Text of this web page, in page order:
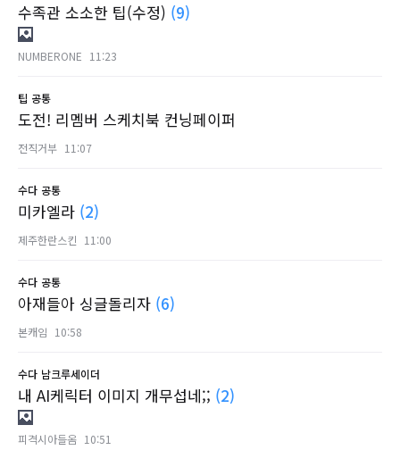
수족관 소소한 팁(수정) (9)
NUMBERONE 11:23
팁 공통
도전! 리멤버 스케치북 컨닝페이퍼
전직거부 11:07
수다 공통
미카엘라 (2)
제주한란스킨 11:00
수다 공통
아재들아 싱글돌리자 (6)
본캐임 10:58
수다 남크루세이더
내 AI케릭터 이미지 개무섭네;; (2)
피격시아들옴 10:51